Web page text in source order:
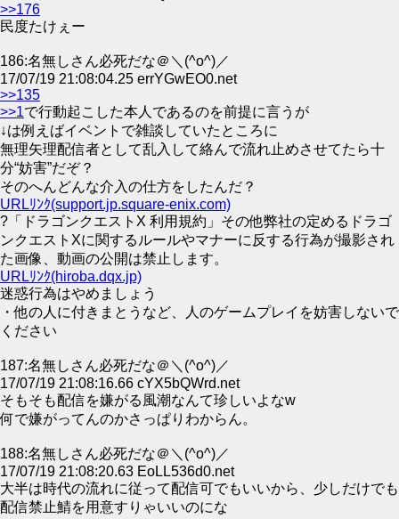
>>176
民度たけぇー
186:名無しさん必死だな＠＼(^o^)／
17/07/19 21:08:04.25 errYGwEO0.net
>>135
>>1で行動起こした本人であるのを前提に言うが
↓は例えばイベントで雑談していたところに
無理矢理配信者として乱入して絡んで流れ止めさせてたら十
分“妨害”だぞ？
そのへんどんな介入の仕方をしたんだ？
URLﾘﾝｸ(support.jp.square-enix.com)
?「ドラゴンクエストX 利用規約」その他弊社の定めるドラゴ
ンクエストXに関するルールやマナーに反する行為が撮影され
た画像、動画の公開は禁止します。
URLﾘﾝｸ(hiroba.dqx.jp)
迷惑行為はやめましょう
・他の人に付きまとうなど、人のゲームプレイを妨害しないで
ください
187:名無しさん必死だな＠＼(^o^)／
17/07/19 21:08:16.66 cYX5bQWrd.net
そもそも配信を嫌がる風潮なんて珍しいよなw
何で嫌がってんのかさっぱりわからん。
188:名無しさん必死だな＠＼(^o^)／
17/07/19 21:08:20.63 EoLL536d0.net
大半は時代の流れに従って配信可でもいいから、少しだけでも
配信禁止鯖を用意すりゃいいのにな